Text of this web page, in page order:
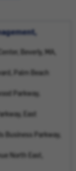
Beverly, MA,
Palm Beach
Parkway,
East
Business Parkway,
North East,